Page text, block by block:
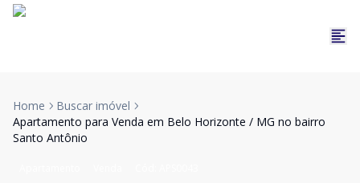
Home
Buscar imóvel
Apartamento para Venda em Belo Horizonte / MG no bairro
Santo Antônio